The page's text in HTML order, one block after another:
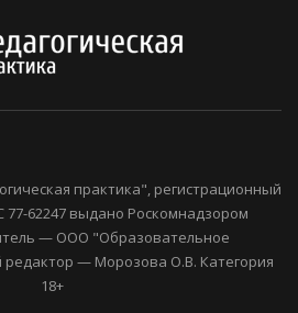
практика", регистрационный
62247 выдано Роскомнадзором
— ООО "Образовательное
редактор — Морозова О.В. Категория
18+